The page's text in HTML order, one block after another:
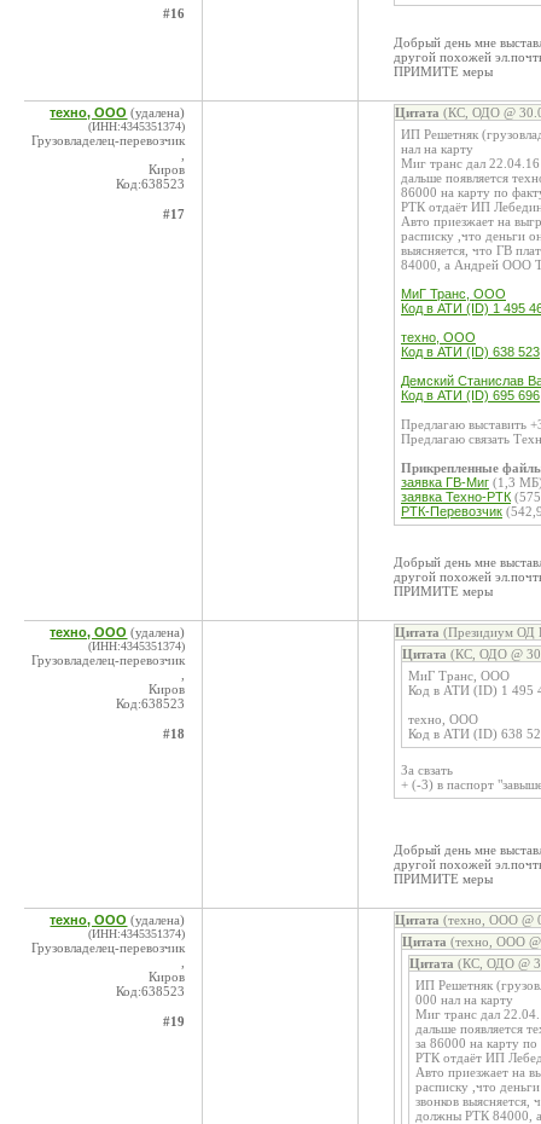
#16
Добрый день мне
другой похожей
ПРИМИТЕ меры
техно, ООО (удалена)
(ИНН:4345351374)
Грузовладелец-перевозчик
Киров
Код:638523
#17
Цитата (КС, ОДО @
ИП Решетняк
нал на карту
Миг транс дал
дальше появляется
86000 на карту по
РТК отдаёт ИП
Авто приезжает на
расписку ,что деньги
выясняется, что ГВ
84000, а Андрей ООО
МиГ Транс, ООО
Код в АТИ (ID) 1 495
техно, ООО
Код в АТИ (ID) 638 523
Демский Станислав
Код в АТИ (ID) 695
Предлагаю выставить
Предлагаю связать
Прикрепленные
заявка ГВ-Миг (1,3
заявка Техно-РТК
РТК-Перевозчик
Добрый день мне
другой похожей
ПРИМИТЕ меры
техно, ООО (удалена)
(ИНН:4345351374)
Грузовладелец-перевозчик
Киров
Код:638523
#18
Цитата (Президиум ОД
Цитата (КС, ОДО @
МиГ Транс, ООО
Код в АТИ (ID) 1 495
техно, ООО
Код в АТИ (ID) 638
За свзать
+ (-3) в паспорт
Добрый день мне
другой похожей
ПРИМИТЕ меры
техно, ООО (удалена)
(ИНН:4345351374)
Грузовладелец-перевозчик
Киров
Код:638523
#19
Цитата (техно, ООО @
Цитата (техно, ООО
Цитата (КС, ОДО @
ИП Решетняк
000 нал на карту
Миг транс дал
дальше появляется
за 86000 на карту
РТК отдаёт ИП
Авто приезжает на
расписку ,что
звонков
должны РТК 84000,